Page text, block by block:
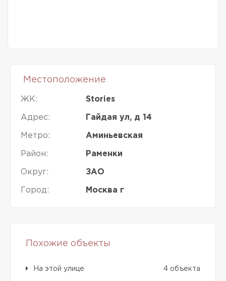
Местоположение
ЖК: Stories
Адрес: Гайдая ул, д 14
Метро: Аминьевская
Район: Раменки
Округ: ЗАО
Город: Москва г
Похожие объекты
На этой улице 4 объекта